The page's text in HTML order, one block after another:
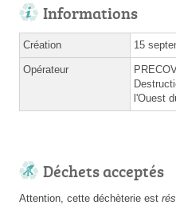
Informations
Création 15
Opérateur
l'Ouest
Déchets acceptés
Attention, cette déchèterie est